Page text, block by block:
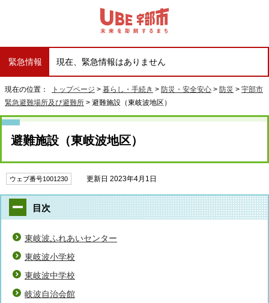
緊急情報 現在、緊急情報はありません
現在の位置： トップページ > 暮らし・手続き > 防災・安全安心 > 防災 > 宇部市
緊急避難場所及び避難所 > 避難施設（東岐波地区）
避難施設（東岐波地区）
ウェブ番号1001230 更新日 2023年4月1日
目次
東岐波ふれあいセンター
東岐波小学校
東岐波中学校
岐波自治会館